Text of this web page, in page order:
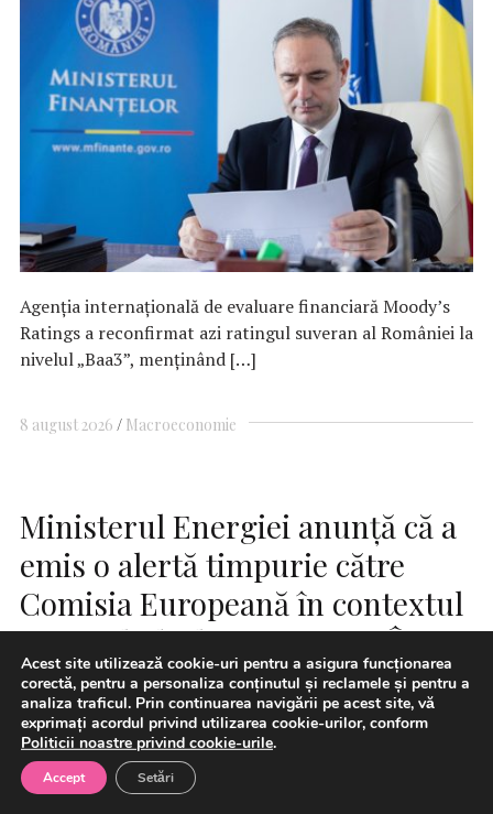
Agenția internațională de evaluare financiară Moody’s
Ratings a reconfirmat azi ratingul suveran al României la
nivelul „Baa3”, menținând […]
8 august 2026 Macroeconomie
Ministerul Energiei anunţă că a
emis o alertă timpurie către
Comisia Europeană în contextul
secetei hidrologice severe: În
acest moment, nu există un
impact negativ asupra pieţei
interne de electricitate
Acest site utilizează cookie-uri pentru a asigura funcționarea
corectă, pentru a personaliza conținutul și reclamele și pentru a
analiza traficul. Prin continuarea navigării pe acest site, vă
exprimați acordul privind utilizarea cookie-urilor, conform
Politicii noastre privind cookie-urile.
Accept Setări